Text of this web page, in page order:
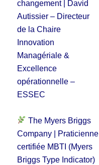
changement | David
Autissier – Directeur
de la Chaire
Innovation
Managériale &
Excellence
opérationnelle –
ESSEC
The Myers Briggs
Company | Praticienne
certifiée MBTI (Myers
Briggs Type Indicator)